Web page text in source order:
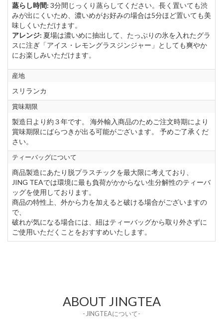
蒸らし時間: 3分間じっくり蒸らしてください。長く置いても渋
みが出にくいため、濃いめがお好みの場合は5分ほど置いても美
味しくいただけます。
アレンジ: 夏場は濃いめに抽出して、たっぷりの氷を入れたグラ
スに注ぎ「アイス・レモングラスジンジャー」としても爽やか
にお楽しみいただけます。
産地
スリランカ
賞味期限
製造日より約３年です。 海外輸入商品のためご注文時期により
賞味期限にばらつきが出る可能がございます。 予めご了承くだ
さい。
ティーバッグについて
商品製造にあたり脱プラスチックを最大限に考えており、
JING TEAでは環境に最も負荷がかからない生分解性のティーバ
ッグを使用しております。
商品の特性上、外から力を加えると破ける場合がございますの
で、
破れが気になる場合には、紐はティーバッグから取り外さずに
ご使用いただくことをおすすめいたします。
ABOUT JINGTEA
- JINGTEAについて-